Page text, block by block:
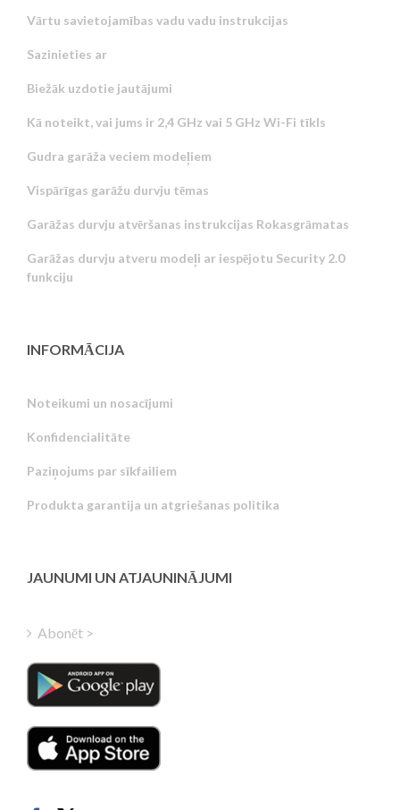
Vārtu savietojamības vadu vadu instrukcijas
Sazinieties ar
Biežāk uzdotie jautājumi
Kā noteikt, vai jums ir 2,4 GHz vai 5 GHz Wi-Fi tīkls
Gudra garāža veciem modeļiem
Vispārīgas garāžu durvju tēmas
Garāžas durvju atvēršanas instrukcijas Rokasgrāmatas
Garāžas durvju atveru modeļi ar iespējotu Security 2.0
funkciju
INFORMĀCIJA
Noteikumi un nosacījumi
Konfidencialitāte
Paziņojums par sīkfailiem
Produkta garantija un atgriešanas politika
JAUNUMI UN ATJAUNINĀJUMI
Abonēt >
Estonian